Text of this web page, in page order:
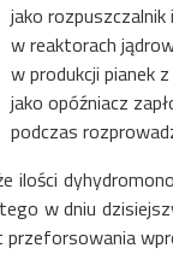
jako rozpuszczalnik
w reaktorach
w produkcji pianek
jako opóźniacz
podczas
ilości
w dniu
przeforsowania